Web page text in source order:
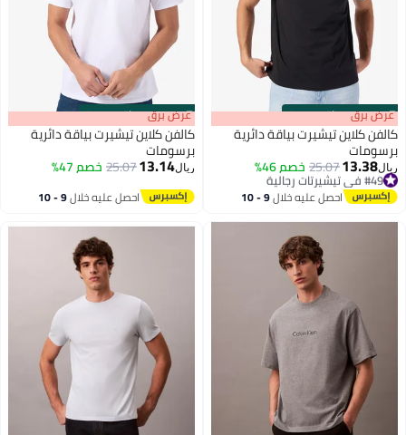
00m:00s
·باقي 100% عرض برق
كالفن كلاين تيشيرت بياقة دائرية
برسومات
ريال13.38
25.07خصم 46% #49 في تيشيرتات رجالية
بتخلّص بسرعة
#49 في تيشيرتات رجالية احصل عليه خلال 9 - 10
00m:00s
·باقي 100% عرض برق
كالفن كلاين تيشيرت بياقة دائرية
برسومات
ريال13.14
25.07خصم 47%
احصل عليه خلال 9 - 10